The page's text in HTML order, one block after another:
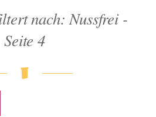
nach: Nussfrei -
Seite 4